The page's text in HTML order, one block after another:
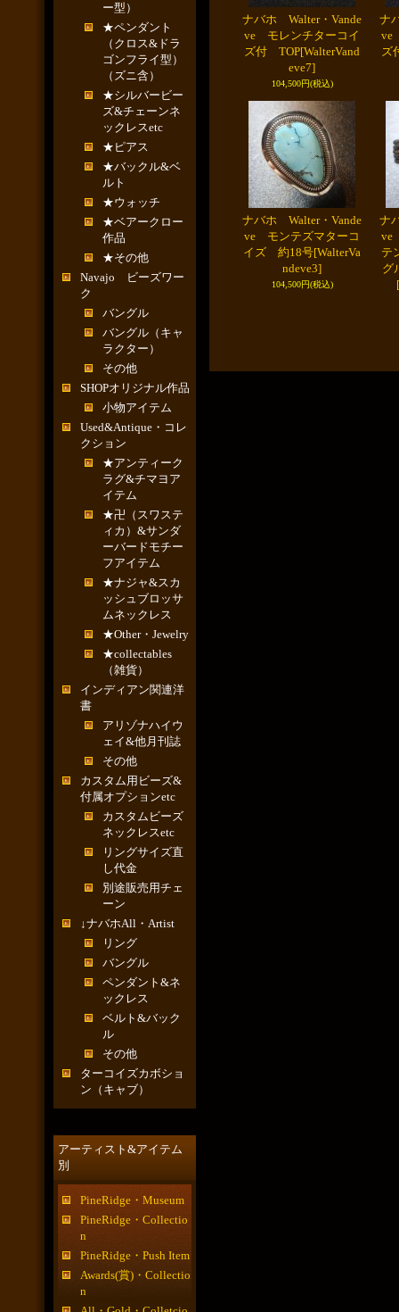
ー型）
★ペンダント
（クロス&ドラ
ゴンフライ型）
（ズニ含）
★シルバービー
ズ&チェーンネ
ックレスetc
★ピアス
★バックル&ベ
ルト
★ウォッチ
★ベアークロー
作品
★その他
Navajo ビーズワー
ク
バングル
バングル（キャ
ラクター）
その他
SHOPオリジナル作品
小物アイテム
Used&Antique・コレ
クション
★アンティーク
ラグ&チマヨア
イテム
★卍（スワステ
ィカ）&サンダ
ーバードモチー
フアイテム
★ナジャ&スカ
ッシュブロッサ
ムネックレス
★Other・Jewelry
★collectables
（雑貨）
インディアン関連洋
書
アリゾナハイウ
ェイ&他月刊誌
その他
カスタム用ビーズ&
付属オプションetc
カスタムビーズ
ネックレスetc
リングサイズ直
し代金
別途販売用チェ
ーン
↓ナバホAll・Artist
リング
バングル
ペンダント&ネ
ックレス
ベルト&バック
ル
その他
ターコイズカボショ
ン（キャブ）
アーティスト&アイテム
別
PineRidge・Museum
PineRidge・Collectio
n
PineRidge・Push Item
Awards(賞)・Collectio
n
ナバホ Walter・Vande
ve モレンチターコイ
ズ付 TOP[WalterVand
eve7]
104,500円(税込)
ナ
ve
ズ
ナバホ Walter・Vande
ve モンテズマターコ
イズ 約18号[WalterVa
ndeve3]
104,500円(税込)
ナ
ve
テ
グ